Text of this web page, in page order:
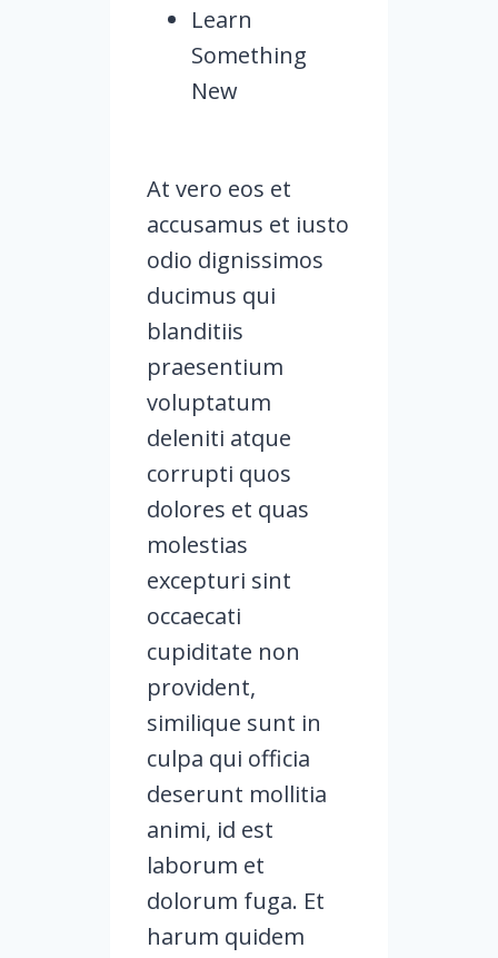
Learn
Something
New
At vero eos et
accusamus et iusto
odio dignissimos
ducimus qui
blanditiis
praesentium
voluptatum
deleniti atque
corrupti quos
dolores et quas
molestias
excepturi sint
occaecati
cupiditate non
provident,
similique sunt in
culpa qui officia
deserunt mollitia
animi, id est
laborum et
dolorum fuga. Et
harum quidem